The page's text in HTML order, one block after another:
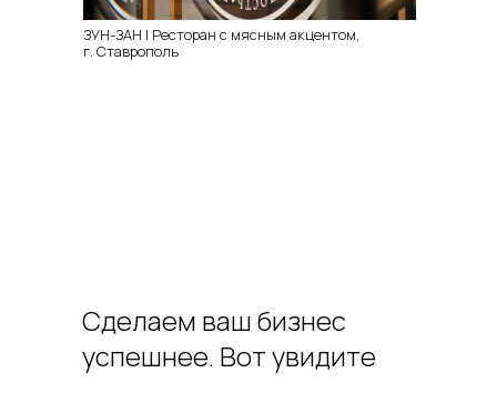
ЗУН-ЗАН | Ресторан с мясным акцентом,
г. Ставрополь
Сделаем ваш бизнес
успешнее. Вот увидите